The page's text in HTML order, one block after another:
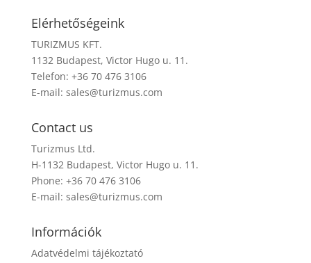
Elérhetőségeink
TURIZMUS KFT.
1132 Budapest, Victor Hugo u. 11.
Telefon: +36 70 476 3106
E-mail: sales@turizmus.com
Contact us
Turizmus Ltd.
H-1132 Budapest, Victor Hugo u. 11.
Phone: +36 70 476 3106
E-mail: sales@turizmus.com
Információk
Adatvédelmi tájékoztató